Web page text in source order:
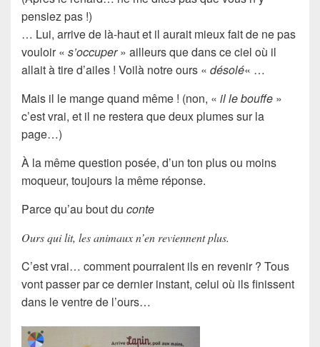
pensiez pas !)
… Lui, arrive de là-haut et il aurait mieux fait de ne pas
vouloir « s’occuper» ailleurs que dans ce ciel où il
allait à tire d’ailes ! Voilà notre ours « désolé« …
Mais il le mange quand même ! (non, « il le bouffe »
c’est vrai, et il ne restera que deux plumes sur la
page…)
À la même question posée, d’un ton plus ou moins
moqueur, toujours la même réponse.
Parce qu’au bout du conte
Ours qui lit, les animaux n’en reviennent plus.
C’est vrai… comment pourraient ils en revenir ? Tous
vont passer par ce dernier instant, celui où ils finissent
dans le ventre de l’ours…